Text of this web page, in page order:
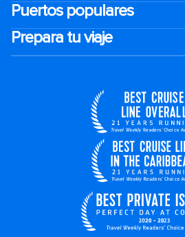
Puertos populares
Prepara tu viaje